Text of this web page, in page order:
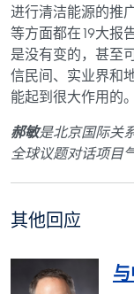
进行清洁能源的推
等方面都在19大报
是没有变的，甚至
信民间、实业界和
能起到很大作用的。
郝敏是北京国际关
全球议题对话项目
其他回应